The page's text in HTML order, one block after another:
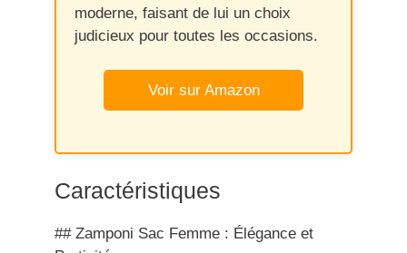
moderne, faisant de lui un choix
judicieux pour toutes les occasions.
Voir sur Amazon
Caractéristiques
## Zamponi Sac Femme : Élégance et